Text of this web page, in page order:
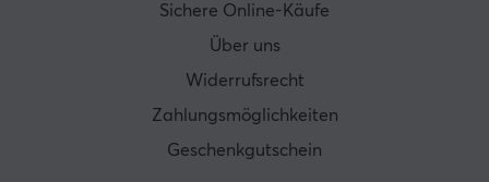
Sichere Online-Käufe
Über uns
Widerrufsrecht
Zahlungsmöglichkeiten
Geschenkgutschein